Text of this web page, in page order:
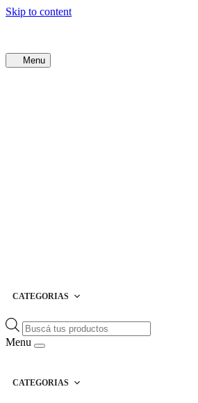
Skip to content
Menu
CATEGORIAS
Búsqueda
de
productos
Menu
CATEGORIAS